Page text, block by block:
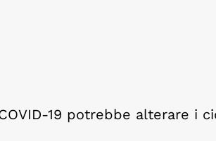
19 potrebbe alterare i